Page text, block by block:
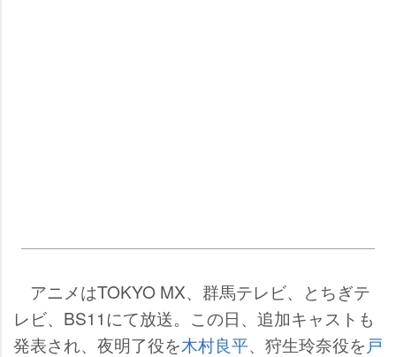
アニメはTOKYO MX、群馬テレビ、とちぎテ
レビ、BS11にて放送。この日、追加キャストも
発表され、夜明了役を木村良平、狩生玲奈役を 戸